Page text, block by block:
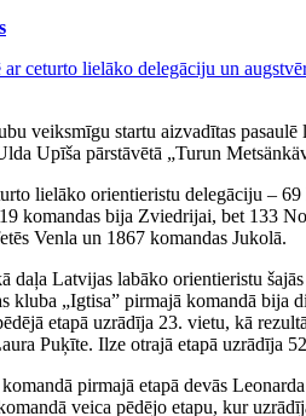
veiksmīgu startu aizvadītas pasaulē
Upīša pārstāvētā „Turun
lielāko orientieristu delegāciju –
komandas bija Zviedrijai, bet 133
Venla un 1867 komandas Jukolā.
daļa Latvijas labāko orientieristu
kluba „Igtisa” pirmajā komandā bija
etapā uzrādīja 23. vietu, kā
Puķīte. Ilze otrajā etapā uzrādīja
pirmajā etapā devās
veica pēdējo etapu, kur